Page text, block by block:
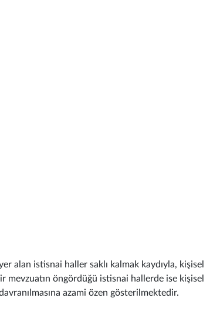
alan istisnai haller saklı kalmak kaydıyla, kişisel
mevzuatın öngördüğü istisnai hallerde ise kişisel
azami özen gösterilmektedir.